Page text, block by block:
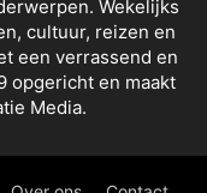
Wekelijks
cultuur, reizen en
een verrassend en
opgericht en maakt
Media.